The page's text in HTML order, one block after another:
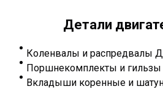
Детали
Коленвалы и распредвалы
Поршнекомплекты и гильзы
Вкладыши коренные и